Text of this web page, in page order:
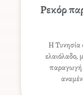
Ρεκόρ
Η Τυνησία
ελαιόλαδο,
παραγωγή